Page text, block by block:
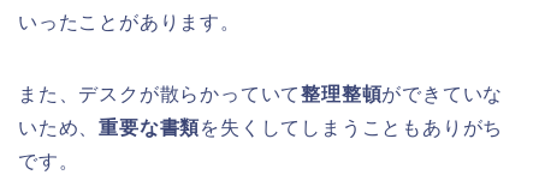
いったことがあります。
また、デスクが散らかっていて整理整頓ができていな
いため、重要な書類を失くしてしまうこともありがち
です。